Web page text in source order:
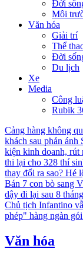
Đời
Môi
Văn hóa
Giải trí
Thể
Đời
Du lịch
Xe
Media
Công
Rubik
Cảng hàng không
khách sau phản ánh
kiện kinh doanh, rút
thi lại cho 328 thí
thay đổi ra sao? Hé
Bán 7 con bò sang
dậy đi lại sau 8
Chủ tịch Infantino
phép" hàng ngàn
Văn hóa